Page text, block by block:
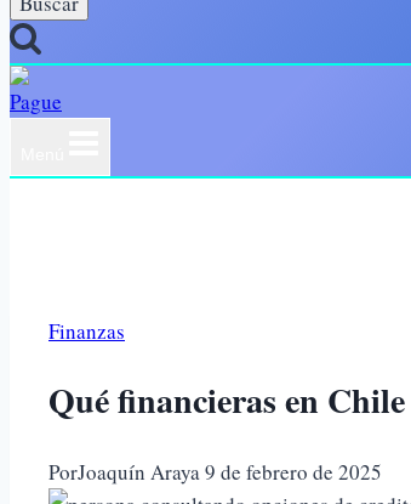
Finanzas
Qué financieras en
PorJoaquín Araya9 de febrero de 2025